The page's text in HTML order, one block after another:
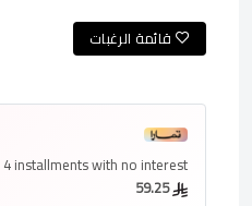
قائمة الرغبات
4 installmentswith no interest.
59.25